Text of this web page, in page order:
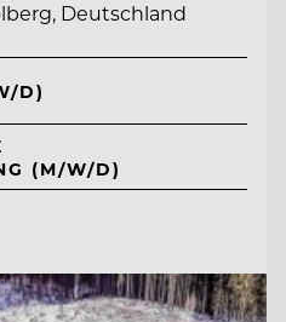
Deutschland
D)
(M/W/D)